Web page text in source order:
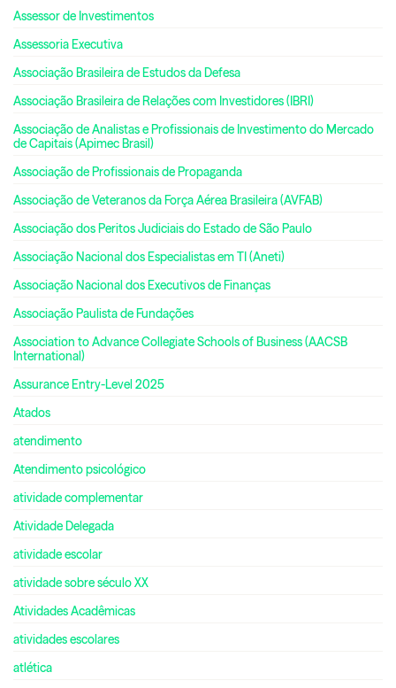
Assessor de Investimentos
Assessoria Executiva
Associação Brasileira de Estudos da Defesa
Associação Brasileira de Relações com Investidores (IBRI)
Associação de Analistas e Profissionais de Investimento do Mercado
de Capitais (Apimec Brasil)
Associação de Profissionais de Propaganda
Associação de Veteranos da Força Aérea Brasileira (AVFAB)
Associação dos Peritos Judiciais do Estado de São Paulo
Associação Nacional dos Especialistas em TI (Aneti)
Associação Nacional dos Executivos de Finanças
Associação Paulista de Fundações
Association to Advance Collegiate Schools of Business (AACSB
International)
Assurance Entry-Level 2025
Atados
atendimento
Atendimento psicológico
atividade complementar
Atividade Delegada
atividade escolar
atividade sobre século XX
Atividades Acadêmicas
atividades escolares
atlética